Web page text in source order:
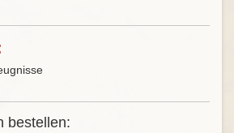
bestellen: